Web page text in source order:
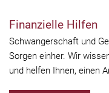
Finanzielle Hilfen
Schwangerschaft und
Sorgen einher. Wir
und helfen Ihnen, einen